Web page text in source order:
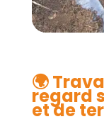
🌍
regard
et de